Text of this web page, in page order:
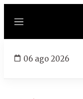
Menú
06 ago 2026